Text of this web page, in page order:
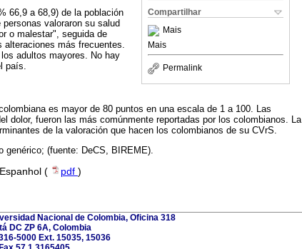
Compartilhar
Mais
Mais
Permalink
66,9 a 68,9) de la población
valoraron su salud
o malestar", seguida de
más frecuentes.
adultos mayores. No hay
país.
es mayor de 80 puntos en una escala de 1 a 100. Las
dolor, fueron las más comúnmente reportadas por los colombianos. La
de la valoración que hacen los colombianos de su CVrS.
genérico; (fuente: DeCS, BIREME).
Espanhol ( pdf )
Nacional de Colombia, Oficina 318
DC ZP 6A, Colombia
5000 Ext. 15035, 15036